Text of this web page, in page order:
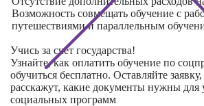
Возможность совмещать обучение с
путешествиями и параллельным
Учись за счет государства!
Узнайте, как оплатить обучение по
обучиться бесплатно. Оставляйте
расскажут, какие документы нужны для
социальных программ